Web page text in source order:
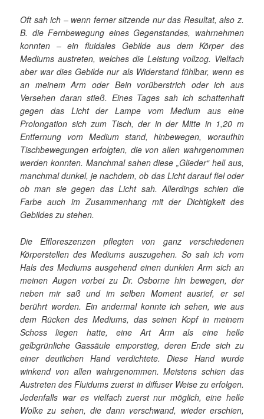
Oft sah ich – wenn ferner sitzende nur das Resultat, also z.
B. die Fernbewegung eines Gegenstandes, wahrnehmen
konnten – ein fluidales Gebilde aus dem Körper des
Mediums austreten, welches die Leistung vollzog. Vielfach
aber war dies Gebilde nur als Widerstand fühlbar, wenn es
an meinem Arm oder Bein vorüberstrich oder ich aus
Versehen daran stieß. Eines Tages sah ich schattenhaft
gegen das Licht der Lampe vom Medium aus eine
Prolongation sich zum Tisch, der in der Mitte in 1,20 m
Entfernung vom Medium stand, hinbewegen, woraufhin
Tischbewegungen erfolgten, die von allen wahrgenommen
werden konnten. Manchmal sahen diese „Glieder“ hell aus,
manchmal dunkel, je nachdem, ob das Licht darauf fiel oder
ob man sie gegen das Licht sah. Allerdings schien die
Farbe auch im Zusammenhang mit der Dichtigkeit des
Gebildes zu stehen.
Die Effloreszenzen pflegten von ganz verschiedenen
Körperstellen des Mediums auszugehen. So sah ich vom
Hals des Mediums ausgehend einen dunklen Arm sich an
meinen Augen vorbei zu Dr. Osborne hin bewegen, der
neben mir saß und im selben Moment ausrief, er sei
berührt worden. Ein andermal konnte ich sehen, wie aus
dem Rücken des Mediums, das seinen Kopf in meinem
Schoss liegen hatte, eine Art Arm als eine helle
gelbgrünliche Gassäule emporstieg, deren Ende sich zu
einer deutlichen Hand verdichtete. Diese Hand wurde
winkend von allen wahrgenommen. Meistens schien das
Austreten des Fluidums zuerst in diffuser Weise zu erfolgen.
Jedenfalls war es vielfach zuerst nur möglich, eine helle
Wolke zu sehen, die dann verschwand, wieder erschien,